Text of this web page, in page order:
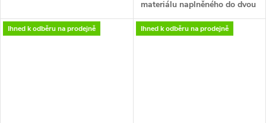
strukturovaný krmný materiál v
prémiové kategorii
materiálu naplněného do dvou
metrů kvalitní PVA síťky. V
balení se nachází 20 ks
Ihned k odběru na prodejně Ihned k odběru na prodejně